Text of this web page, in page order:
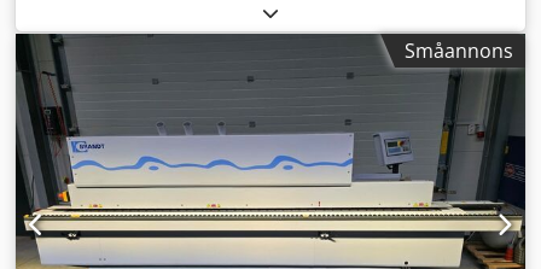
Dkjdpfxozmtive Aldor Ändkapsaggregat
Finfräsningsaggregat för planfräsning och rundning
Hörnrundningsaggregat WD60 Grovfräsningsaggregat
Kantdragande aggregat Limdragande aggregat
Poleraggregat Sprutenhet
Maskinprogrammeringsprogramvara PowerControl PC20
Matningshastighet: 11 m/min Arbetsstyckets tjocklek: 8–40
mm Kantens tjocklek: 0,4–6 mm Förfräsningsenhet: Ja
Limningsenhet: Ja, EVA Ändbeskärningsenhet: Ja
Finbeskärningsenhet: Ja Hörnrundningsenhet: Ja
Limavtagningsanordning: Ja Dkodpfx Alszkfu Sedor
Poleringsenhet: Ja
Småannons